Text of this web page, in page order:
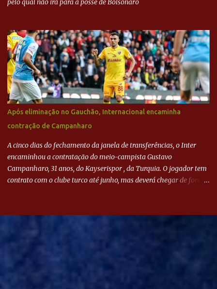
pelo qual não irá para a posse de Bolsonaro
Após eliminação no Gauchão, Internacional encaminha
contração de Campanharo
A cinco dias do fechamento da janela de transferências, o Inter
encaminhou a contratação do meio-campista Gustavo
Campanharo, 31 anos, do Kayserispor , da Turquia. O jogador tem
contrato com o clube turco até junho, mas deverá chegar de forma
Evian, da França, Hellas Verona, da Itália, e Ludogorets, da
Desde então, está no Kayserispor. Caso a negociação seja
opção de Mano Menezes no setor de meio-campo. Atualmente, na
Turquia, Gustavo Campanharo vem atuando como volante, mas